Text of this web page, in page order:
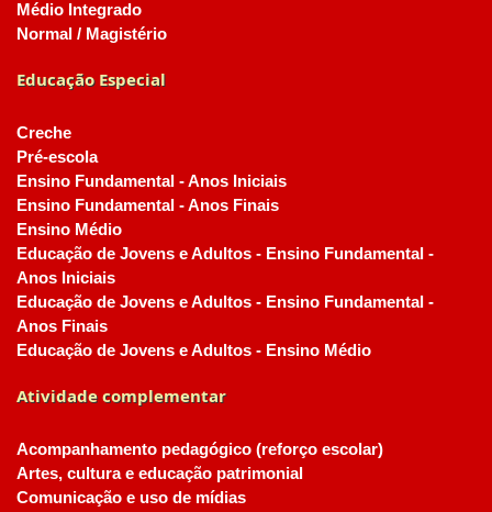
Médio Integrado
Normal / Magistério
Educação Especial
Creche
Pré-escola
Ensino Fundamental - Anos Iniciais
Ensino Fundamental - Anos Finais
Ensino Médio
Educação de Jovens e Adultos - Ensino Fundamental -
Anos Iniciais
Educação de Jovens e Adultos - Ensino Fundamental -
Anos Finais
Educação de Jovens e Adultos - Ensino Médio
Atividade complementar
Acompanhamento pedagógico (reforço escolar)
Artes, cultura e educação patrimonial
Comunicação e uso de mídias